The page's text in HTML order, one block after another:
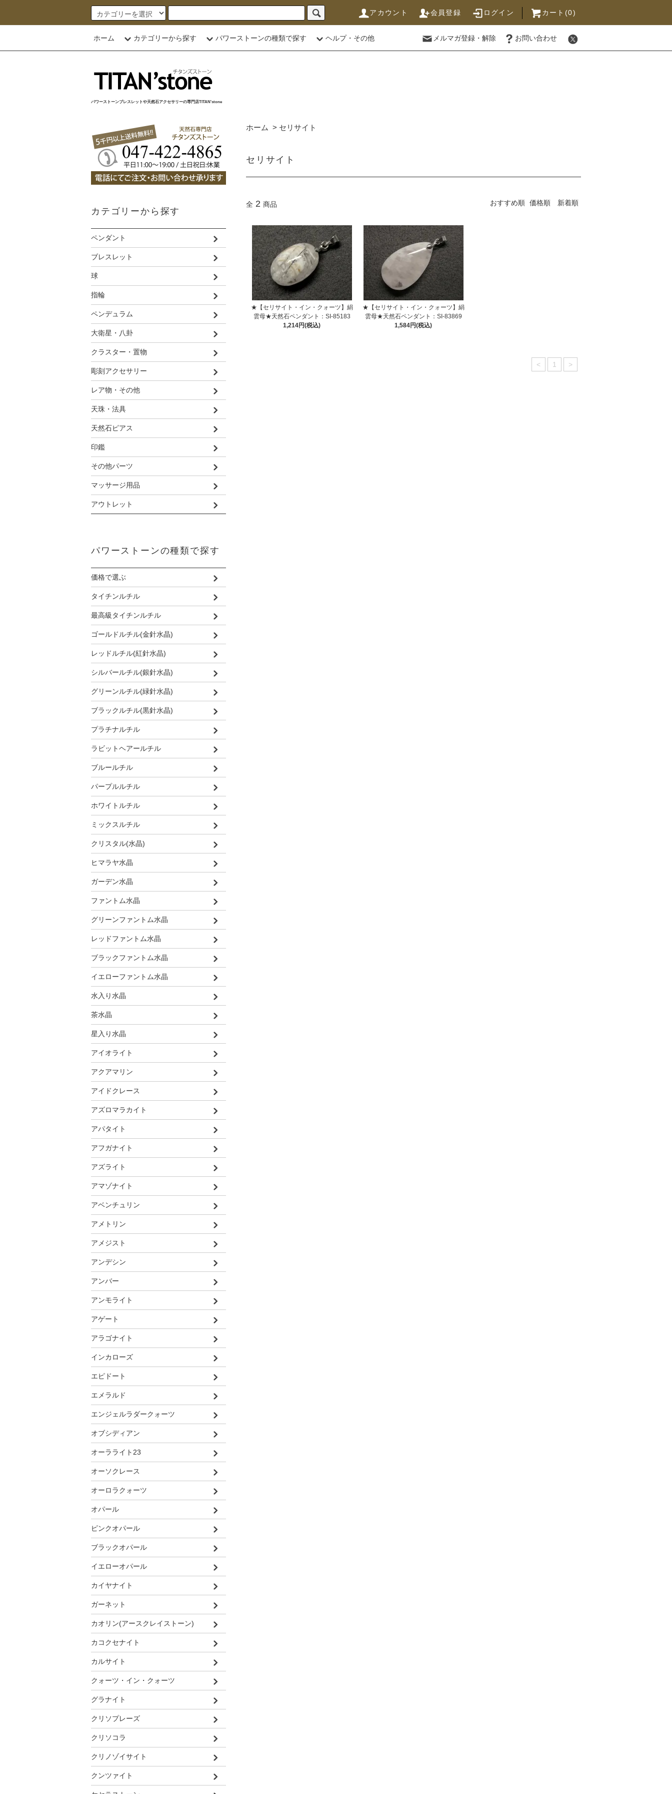
アカウント 会員登録 ログイン カート(0)
ホーム カテゴリーから探す パワーストーンの種類で探す ヘルプ・その他 メルマガ登録・解除 お問い合わせ
パワーストーンブレスレットや天然石アクセサリーの専門店TITAN'stone
ホーム > セリサイト
セリサイト
全 2 商品 おすすめ順 価格順 新着順
★【セリサイト・イン・クォーツ】絹
雲母★天然石ペンダント：SI-85183
1,214円(税込)
★【セリサイト・イン・クォーツ】絹
雲母★天然石ペンダント：SI-83869
1,584円(税込)
< 1 >
カテゴリーから探す
ペンダント
ブレスレット
球
指輪
ペンデュラム
大衛星・八卦
クラスター・置物
彫刻アクセサリー
レア物・その他
天珠・法具
天然石ピアス
印鑑
その他パーツ
マッサージ用品
アウトレット
パワーストーンの種類で探す
価格で選ぶ
タイチンルチル
最高級タイチンルチル
ゴールドルチル(金針水晶)
レッドルチル(紅針水晶)
シルバールチル(銀針水晶)
グリーンルチル(緑針水晶)
ブラックルチル(黒針水晶)
プラチナルチル
ラビットヘアールチル
ブルールチル
パープルルチル
ホワイトルチル
ミックスルチル
クリスタル(水晶)
ヒマラヤ水晶
ガーデン水晶
ファントム水晶
グリーンファントム水晶
レッドファントム水晶
ブラックファントム水晶
イエローファントム水晶
水入り水晶
茶水晶
星入り水晶
アイオライト
アクアマリン
アイドクレース
アズロマラカイト
アパタイト
アフガナイト
アズライト
アマゾナイト
アベンチュリン
アメトリン
アメジスト
アンデシン
アンバー
アンモライト
アゲート
アラゴナイト
インカローズ
エピドート
エメラルド
エンジェルラダークォーツ
オブシディアン
オーラライト23
オーソクレース
オーロラクォーツ
オパール
ピンクオパール
ブラックオパール
イエローオパール
カイヤナイト
ガーネット
カオリン(アースクレイストーン)
カコクセナイト
カルサイト
クォーツ・イン・クォーツ
グラナイト
クリソプレーズ
クリソコラ
クリノゾイサイト
クンツァイト